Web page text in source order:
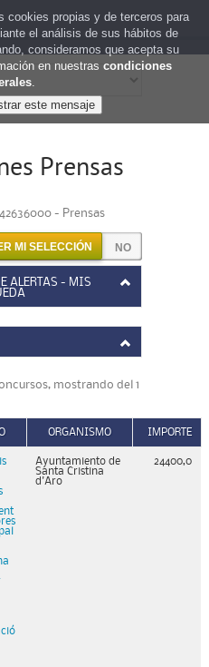
Prensas
- Prensas
MI SELECCIÓN
ALERTAS - MIS
mostrando del 1
ORGANISMO IMPORTE
Ayuntamiento de
Santa Cristina
d'Aro
24400,0
cookies propias y de terceros para
el análisis de sus hábitos de
consideramos que acepta su
en nuestras condiciones
.